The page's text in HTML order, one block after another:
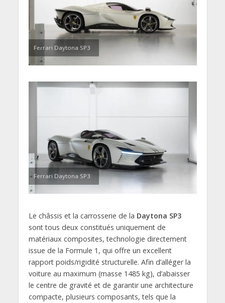
Ferrari Daytona SP3
Ferrari Daytona SP3
Le châssis et la carrosserie de la Daytona SP3
sont tous deux constitués uniquement de
matériaux composites, technologie directement
issue de la Formule 1, qui offre un excellent
rapport poids/rigidité structurelle. Afin d’alléger la
voiture au maximum (masse 1485 kg), d’abaisser
le centre de gravité et de garantir une architecture
compacte, plusieurs composants, tels que la